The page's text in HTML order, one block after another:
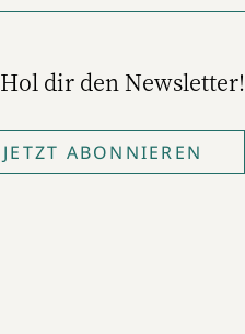
Hol dir den Newsletter!
JETZT ABONNIEREN